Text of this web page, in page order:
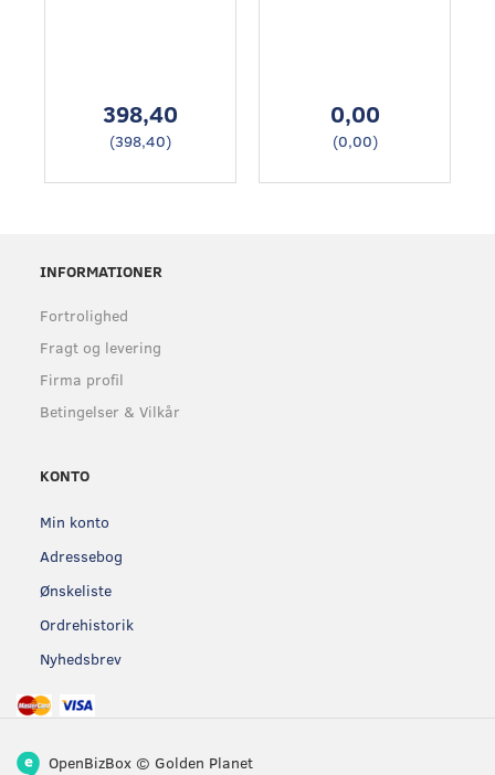
398,40
(398,40)
0,00
(0,00)
INFORMATIONER
Fortrolighed
Fragt og levering
Firma profil
Betingelser & Vilkår
KONTO
Min konto
Adressebog
Ønskeliste
Ordrehistorik
Nyhedsbrev
OpenBizBox © Golden Planet